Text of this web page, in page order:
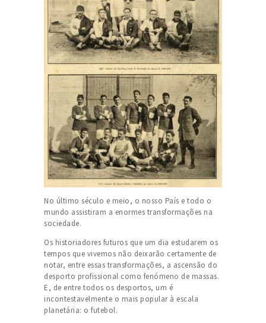
No último século e meio, o nosso País e todo o
mundo assistiram a enormes transformações na
sociedade.
Os historiadores futuros que um dia estudarem os
tempos que vivemos não deixarão certamente de
notar, entre essas transformações, a ascensão do
desporto profissional como fenómeno de massas.
E, de entre todos os desportos, um é
incontestavelmente o mais popular à escala
planetária: o futebol.